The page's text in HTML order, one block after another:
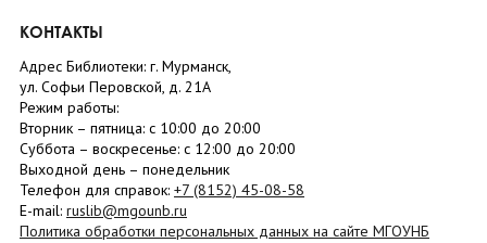
КОНТАКТЫ
Адрес Библиотеки: г. Мурманск,
ул. Софьи Перовской, д. 21А
Режим работы:
Вторник – пятница: с 10:00 до 20:00
Суббота – воскресенье: c 12:00 до 20:00
Выходной день – понедельник
Телефон для справок: +7 (8152) 45-08-58
E-mail: ruslib@mgounb.ru
Политика обработки персональных данных на сайте МГОУНБ